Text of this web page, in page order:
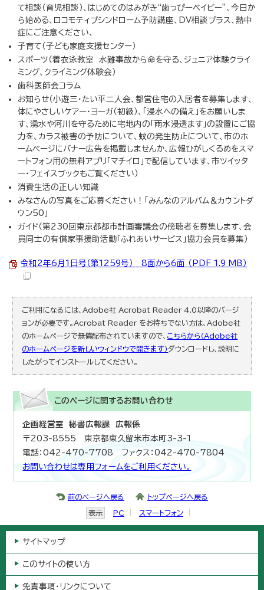
て相談（育児相談）、はじめてのはみがき“歯っぴーベイビー”、今日か
ら始める、ロコモティブシンドローム予防講座、DV相談プラス、熱中
症にご注意ください、
子育て（子ども家庭支援センター）
スポーツ（着衣泳教室 水難事故から命を守る、ジュニア体験クライ
ミング、クライミング体験会）
歯科医師会コラム
お知らせ（小遊三・たい平二人会、都営住宅の入居者を募集します、
体にやさしいケアー・ヨーガ（初級）、「浸水への備え」をお願いしま
す、湧水や河川を守るために宅地内の「雨水浸透ます」の設置にご協
力を、カラス被害の予防について、蚊の発生防止について、市のホ
ームページにバナー広告を掲載しませんか、広報ひがしくるめをスマ
ートフォン用の無料アプリ「マチイロ」で配信しています、市ツイッタ
ー・フェイスブックもご覧ください）
消費生活の正しい知識
みなさんの写真をご応募ください！「みんなのアルバム＆カウントダ
ウン50」
ガイド（第230回東京都都市計画審議会の傍聴者を募集します、会
員同士の有償家事援助活動「ふれあいサービス」協力会員を募集）
令和2年6月1日号（第1259号） 8面から6面 （PDF 1.9 MB）
ご利用になるには、Adobe社 Acrobat Reader 4.0以降のバージ
ョンが必要です。Acrobat Reader をお持ちでない方は、Adobe社
のホームページで無償配布されていますので、 こちらから（Adobe社
のホームページを新しいウィンドウで開きます）ダウンロードし、説明に
したがってインストールしてください。
このページに関するお問い合わせ
企画経営室 秘書広報課 広報係
〒203-8555 東京都東久留米市本町3-3-1
電話：042-470-7708 ファクス：042-470-7804
お問い合わせは専用フォームをご利用ください。
前のページへ戻る トップページへ戻る
表示 PC スマートフォン
サイトマップ
このサイトの使い方
免責事項・リンクについて